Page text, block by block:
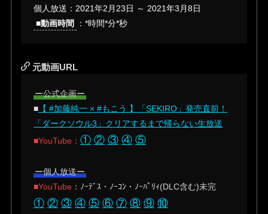
個人放送： 2021年2月23日 ～ 2021年3月8日
■動画時間
：*時間*分*秒
元動画URL
ー公式企画ー
■ 【 #加藤純一 × #もこう 】「SEKIRO」発売直前！
「ダークソウル3」クリアするまで帰らない生放送
■YouTube：① ② ③ ④ ⑤
ー個人放送ー
■YouTube ：ﾉｰﾃﾞｽ・ﾉｰｺﾝ・ﾉｰﾊﾟﾘｨ(DLC含む)未完
① ② ③ ④ ⑤ ⑥ ⑦ ⑧ ⑨ ⑩